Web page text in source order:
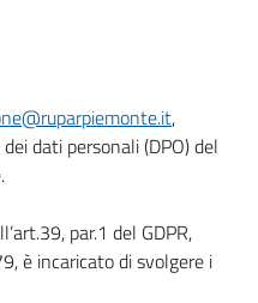
,
dati personali (DPO) del
par.1 del GDPR,
è incaricato di svolgere i